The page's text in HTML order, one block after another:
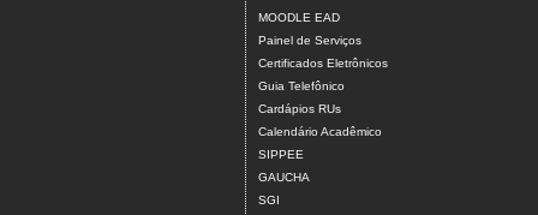
MOODLE EAD
Painel de Serviços
Certificados Eletrônicos
Guia Telefônico
Cardápios RUs
Calendário Acadêmico
SIPPEE
GAUCHA
SGI